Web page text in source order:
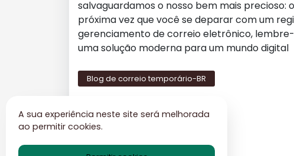
salvaguardamos o nosso bem mais precioso:
próxima vez que você se deparar com um
gerenciamento de correio eletrônico,
uma solução moderna para um mundo digital
Blog de correio temporário-BR
A sua experiência neste site será melhorada
ao permitir cookies.